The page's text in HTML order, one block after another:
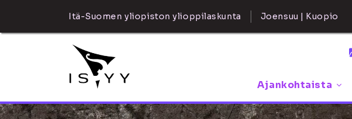
Itä-Suomen yliopiston ylioppilaskunta Joensuu | Kuopio
Ajankohtaista